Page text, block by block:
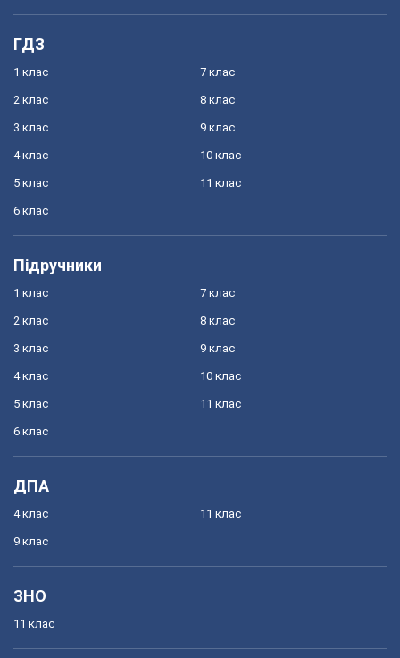
ГДЗ
1 клас
2 клас
3 клас
4 клас
5 клас
6 клас
7 клас
8 клас
9 клас
10 клас
11 клас
Підручники
1 клас
2 клас
3 клас
4 клас
5 клас
6 клас
7 клас
8 клас
9 клас
10 клас
11 клас
ДПА
4 клас
9 клас
11 клас
ЗНО
11 клас